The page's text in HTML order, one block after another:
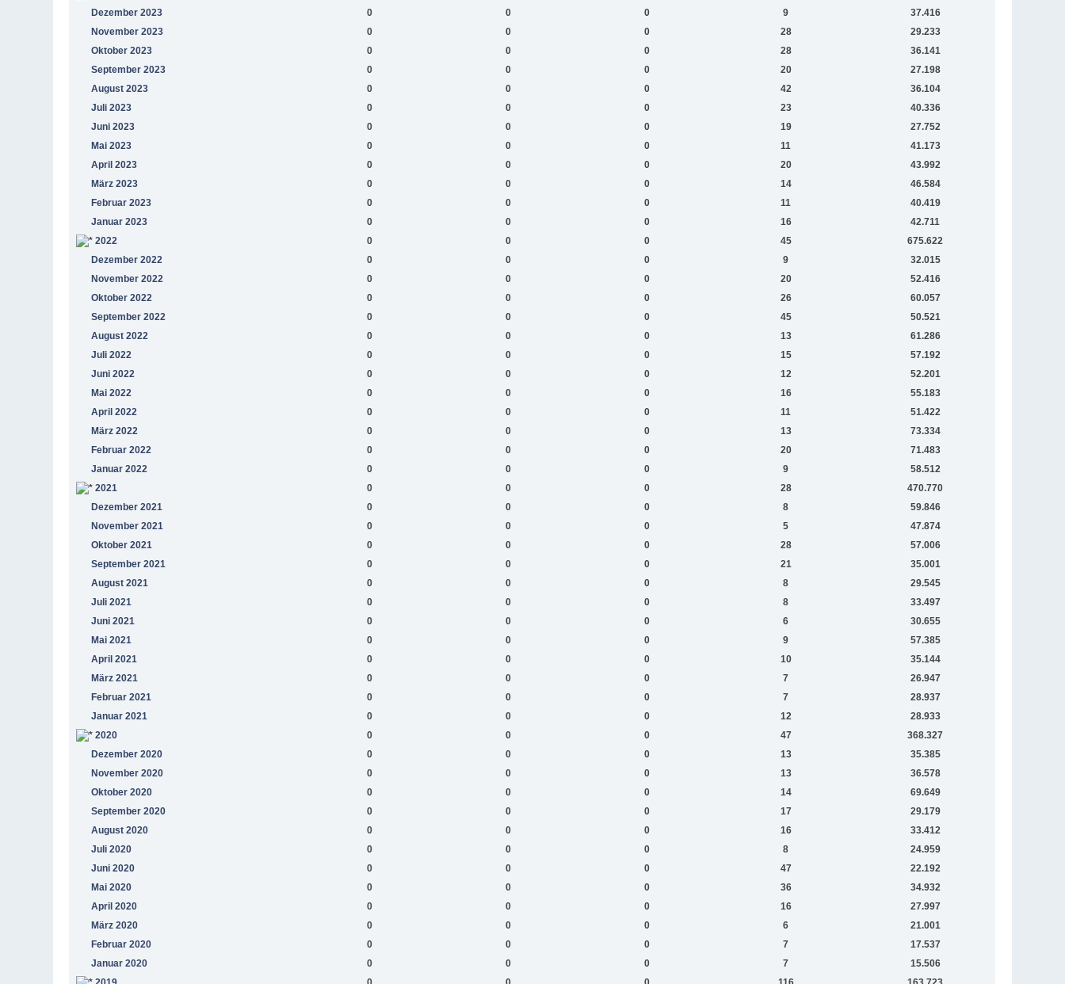
Dezember 2023
0 0 0 9
37.416
November 2023
0 0 0 28
29.233
Oktober 2023
0 0 0 28
36.141
September 2023
0 0 0 20
27.198
August 2023
0 0 0 42
36.104
Juli 2023
0 0 0 23
40.336
Juni 2023
0 0 0 19
27.752
Mai 2023
0 0 0 11
41.173
April 2023
0 0 0 20
43.992
März 2023
0 0 0 14
46.584
Februar 2023
0 0 0 11
40.419
Januar 2023
0 0 0 16
42.711
2022
0 0 0 45
675.622
Dezember 2022
0 0 0 9
32.015
November 2022
0 0 0 20
52.416
Oktober 2022
0 0 0 26
60.057
September 2022
0 0 0 45
50.521
August 2022
0 0 0 13
61.286
Juli 2022
0 0 0 15
57.192
Juni 2022
0 0 0 12
52.201
Mai 2022
0 0 0 16
55.183
April 2022
0 0 0 11
51.422
März 2022
0 0 0 13
73.334
Februar 2022
0 0 0 20
71.483
Januar 2022
0 0 0 9
58.512
2021
0 0 0 28
470.770
Dezember 2021
0 0 0 8
59.846
November 2021
0 0 0 5
47.874
Oktober 2021
0 0 0 28
57.006
September 2021
0 0 0 21
35.001
August 2021
0 0 0 8
29.545
Juli 2021
0 0 0 8
33.497
Juni 2021
0 0 0 6
30.655
Mai 2021
0 0 0 9
57.385
April 2021
0 0 0 10
35.144
März 2021
0 0 0 7
26.947
Februar 2021
0 0 0 7
28.937
Januar 2021
0 0 0 12
28.933
2020
0 0 0 47
368.327
Dezember 2020
0 0 0 13
35.385
November 2020
0 0 0 13
36.578
Oktober 2020
0 0 0 14
69.649
September 2020
0 0 0 17
29.179
August 2020
0 0 0 16
33.412
Juli 2020
0 0 0 8
24.959
Juni 2020
0 0 0 47
22.192
Mai 2020
0 0 0 36
34.932
April 2020
0 0 0 16
27.997
März 2020
0 0 0 6
21.001
Februar 2020
0 0 0 7
17.537
Januar 2020
0 0 0 7
15.506